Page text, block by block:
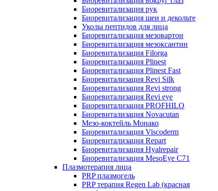
Биоревитализация рук
Биоревитализация шеи и декольте
Уколы пептидов для лица
Биоревитализация мезовартон
Биоревитализация мезоксантин
Биоревитализация Filorga
Биоревитализация Plinest
Биоревитализация Plinest Fast
Биоревитализация Revi Silk
Биоревитализация Revi strong
Биоревитализация Revi eye
Биоревитализация PROFHILO
Биоревитализация Novacutan
Мезо-коктейль Монако
Биоревитализация Viscoderm
Биоревитализация Repart
Биоревитализация Hyalrepair
Биоревитализация MesoEye C71
Плазмотерапия лица
PRP плазмогель
PRP терапия Regen Lab (красная